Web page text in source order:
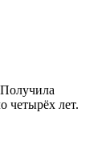
четырёх лет.